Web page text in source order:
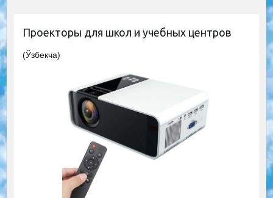
Проекторы для школ и учебных центров
(Ўзбекча)